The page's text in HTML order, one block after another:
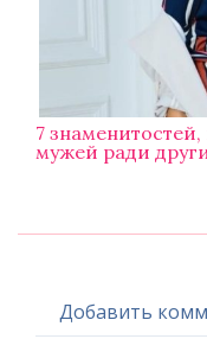
7
мужей ради
Добавить